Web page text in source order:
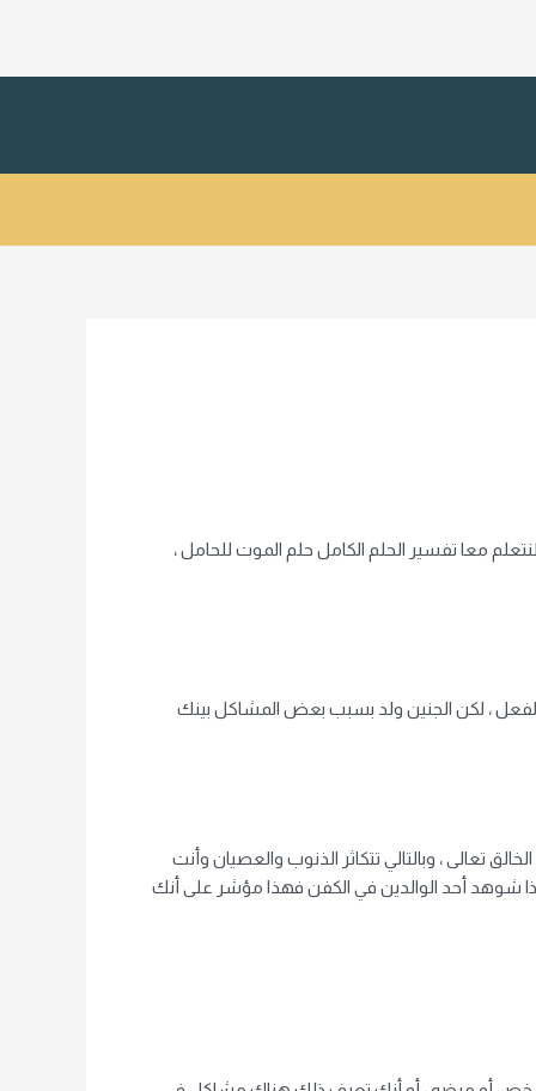
معا تفسير الحلم الكامل حلم الموت للحامل ،
، لكن الجنين ولد بسبب بعض المشاكل بينك
تعالى ، وبالتالي تتكاثر الذنوب والعصيان وأنت
شوهد أحد الوالدين في الكفن فهذا مؤشر على أنك